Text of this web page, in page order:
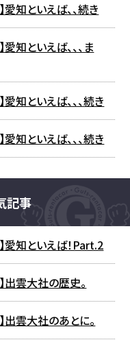
知といえば、、続き
知といえば、、、ま
知といえば、、、続き
知といえば、、、続き
記事
愛知といえば！Part.2
出雲大社の歴史。
出雲大社のあとに。